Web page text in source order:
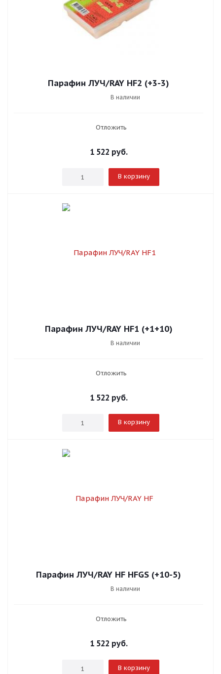
Парафин ЛУЧ/RAY HF2 (+3-3)
В наличии
Отложить
1 522 руб.
В корзину
Парафин ЛУЧ/RAY HF1 (+1+10)
В наличии
Отложить
1 522 руб.
В корзину
Парафин ЛУЧ/RAY HF HFGS (+10-5)
В наличии
Отложить
1 522 руб.
В корзину